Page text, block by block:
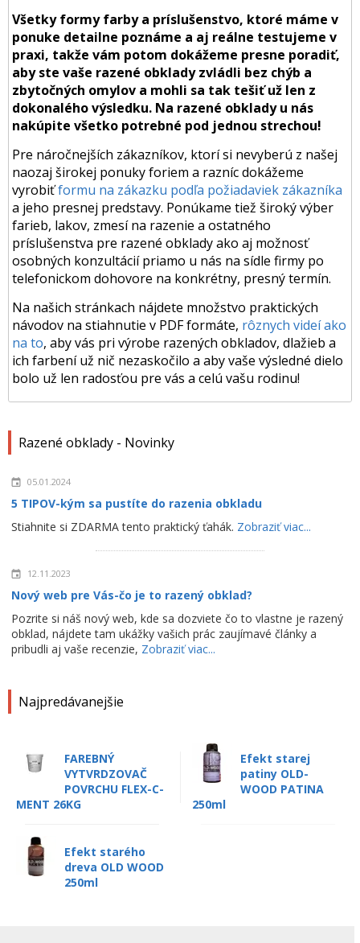
Razené obklady - Novinky
05.01.2024
5 TIPOV-kým sa pustíte do razenia obkladu
Stiahnite si ZDARMA tento praktický ťahák. Zobraziť viac...
12.11.2023
Nový web pre Vás-čo je to razený obklad?
Pozrite si náš nový web, kde sa dozviete čo to vlastne je razený
obklad, nájdete tam ukážky vašich prác zaujímavé články a
pribudli aj vaše recenzie, Zobraziť viac...
Najpredávanejšie
FAREBNÝ
VYTVRDZOVAČ
POVRCHU FLEX-C-
MENT 26KG
Efekt starej
patiny OLD-
WOOD PATINA
250ml
Efekt starého
dreva OLD WOOD
250ml
Všetky formy farby a príslušenstvo, ktoré máme v
ponuke detailne poznáme a aj reálne testujeme v
praxi, takže vám potom dokážeme presne poradiť,
aby ste vaše razené obklady zvládli bez chýb a
zbytočných omylov a mohli sa tak tešiť už len z
dokonalého výsledku. Na razené obklady u nás
nakúpite všetko potrebné pod jednou strechou!
Pre náročnejších zákazníkov, ktorí si nevyberú z našej
naozaj širokej ponuky foriem a razníc dokážeme
vyrobiťformu na zákazku podľa požiadaviek zákazníka
a jeho presnej predstavy. Ponúkame tiež široký výber
farieb, lakov, zmesí na razenie a ostatného
príslušenstva pre razené obklady ako aj možnosť
osobných konzultácií priamo u nás na sídle firmy po
telefonickom dohovore na konkrétny, presný termín.
Na našich stránkach nájdete množstvo praktických
návodov na stiahnutie v PDF formáte, rôznych videí ako
na to, aby vás pri výrobe razených obkladov, dlažieb a
ich farbení už nič nezaskočilo a aby vaše výsledné dielo
bolo už len radosťou pre vás a celú vašu rodinu!